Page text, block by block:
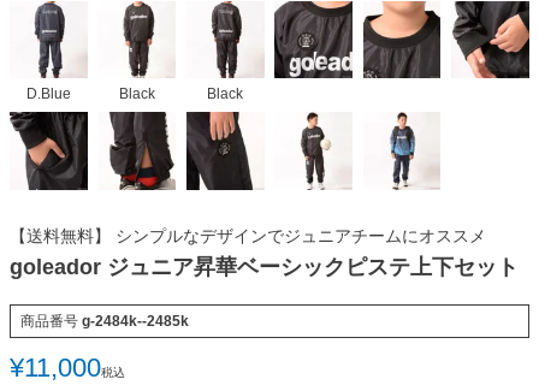
D.Blue Black Black
【送料無料】 シンプルなデザインでジュニアチームにオススメ
goleador ジュニア昇華ベーシックピステ上下セット
商品番号 g-2484k--2485k
¥11,000税込